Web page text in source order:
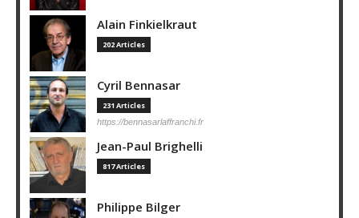
Alain Finkielkraut
202 Articles
Cyril Bennasar
231 Articles
https://bennasarlaffranchi.fr
Jean-Paul Brighelli
817 Articles
Philippe Bilger